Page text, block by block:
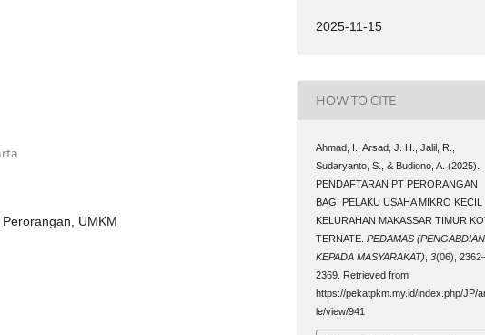
UMKM
2025-11-15
HOW TO CITE
Ahmad, I., Arsad, J. H., Jalil, R.,
Sudaryanto, S., & Budiono, A. (2025).
PENDAFTARAN PT PERORANGAN
BAGI PELAKU USAHA MIKRO KECIL
KELURAHAN MAKASSAR TIMUR
TERNATE.PEDAMAS (PENGABDIAN
KEPADA MASYARAKAT) ,3(06),
2369. Retrieved from
https://pekatpkm.my.id/index.php/JP/
le/view/941